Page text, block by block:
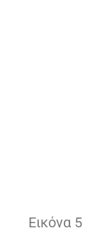
Εικόνα 5